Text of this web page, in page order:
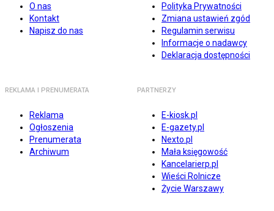
O nas
Kontakt
Napisz do nas
Polityka Prywatności
Zmiana ustawień zgód
Regulamin serwisu
Informacje o nadawcy
Deklaracja dostępności
REKLAMA I PRENUMERATA
Reklama
Ogłoszenia
Prenumerata
Archiwum
PARTNERZY
E-kiosk.pl
E-gazety.pl
Nexto.pl
Mała księgowość
Kancelarierp.pl
Wieści Rolnicze
Życie Warszawy